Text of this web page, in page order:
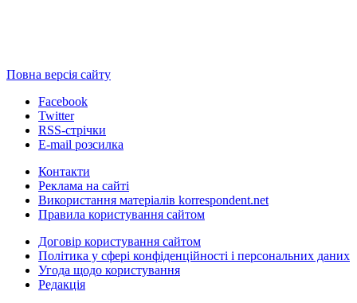
Повна версія сайту
Facebook
Twitter
RSS-стрічки
E-mail розсилка
Контакти
Реклама на сайті
Використання матеріалів korrespondent.net
Правила користування сайтом
Договір користування сайтом
Політика у сфері конфіденційності і персональних даних
Угода щодо користування
Редакція